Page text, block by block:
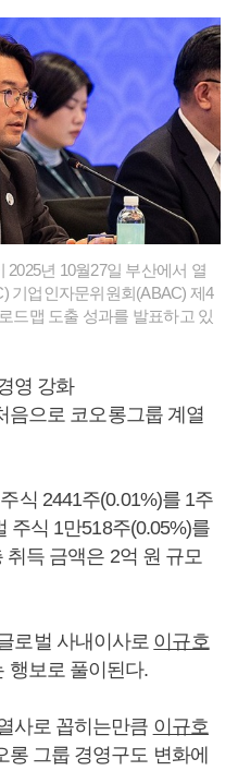
2025년 10월27일 부산에서 열
기업인자문위원회(ABAC) 제4
드맵 도출 성과를 발표하고 있
영 강화
음으로 코오롱그룹 계열
식 2441주(0.01%)를 1주
주식 1만518주(0.05%)를
취득 금액은 2억 원 규모
로벌 사내이사로 이규호
행보로 풀이된다.
사로 꼽히는만큼 이규호
그룹 경영구도 변화에